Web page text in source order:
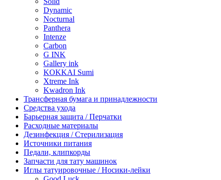
Dynamic
Nocturnal
Panthera
Intenze
Carbon
G INK
Gallery ink
KOKKAI Sumi
Xtreme Ink
Kwadron Ink
Трансферная бумага и принадлежности
Средства ухода
Барьерная защита / Перчатки
Расходные материалы
Дезинфекция / Стерилизация
Источники питания
Педали, клипкорды
Запчасти для тату машинок
Иглы татуировочные / Носики-лейки